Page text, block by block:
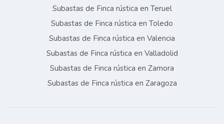
Subastas de Finca rústica en Teruel
Subastas de Finca rústica en Toledo
Subastas de Finca rústica en Valencia
Subastas de Finca rústica en Valladolid
Subastas de Finca rústica en Zamora
Subastas de Finca rústica en Zaragoza